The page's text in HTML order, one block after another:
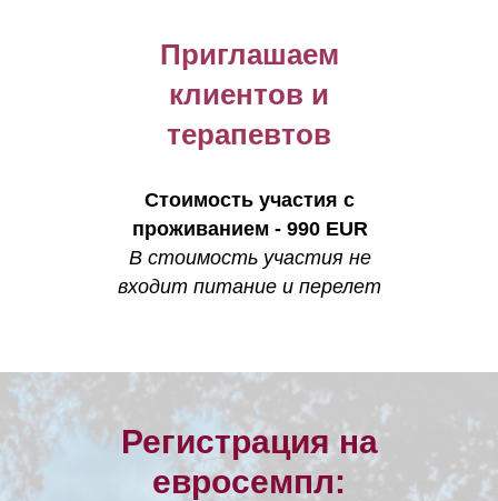
Стоимость участия с
проживанием - 990 EUR
В стоимость участия не
входит питание и перелет
Приглашаем
клиентов и
терапевтов
Регистрация на
евросемпл: